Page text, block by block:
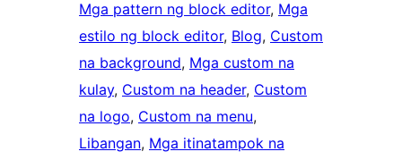
Mga pattern ng block editor, Mga
estilo ng block editor, Blog, Custom
na background, Mga custom na
kulay, Custom na header, Custom
na logo, Custom na menu
Libangan, Mga itinatampok na